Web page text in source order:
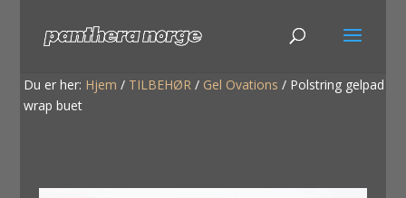
Du er her: Hjem / TILBEHØR / Gel Ovations / Polstring gelpad
wrap buet